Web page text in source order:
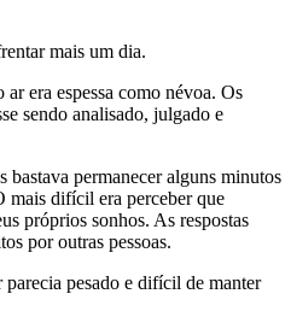
mais um dia.
era espessa como névoa. Os
sendo analisado, julgado e
bastava permanecer alguns minutos
mais difícil era perceber que
próprios sonhos. As respostas
por outras pessoas.
pesado e difícil de manter